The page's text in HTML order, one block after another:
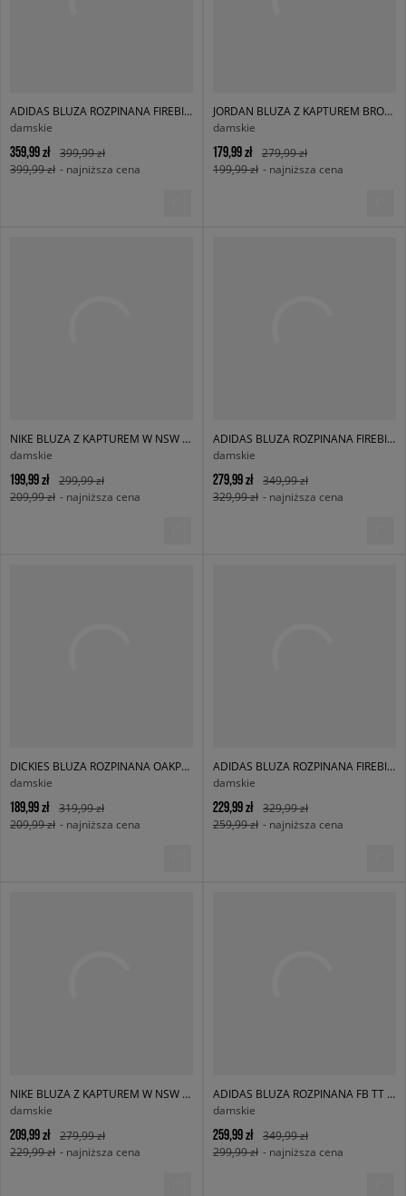
ADIDAS BLUZA ROZPINANA FIREBIRD TT D
damskie
359,99 zł
399,99 zł
399,99 zł - najniższa cena
JORDAN BLUZA Z KAPTUREM BROOKLYN FLEECE
damskie
179,99 zł
279,99 zł
199,99 zł - najniższa cena
NIKE BLUZA Z KAPTUREM W NSW PHNX FLC REMIX OOS HDY
damskie
199,99 zł
299,99 zł
209,99 zł - najniższa cena
ADIDAS BLUZA ROZPINANA FIREBIRD TT
damskie
279,99 zł
349,99 zł
329,99 zł - najniższa cena
DICKIES BLUZA ROZPINANA OAKPORT ZIP HOODIE
damskie
189,99 zł
319,99 zł
209,99 zł - najniższa cena
ADIDAS BLUZA ROZPINANA FIREBIRD
damskie
229,99 zł
329,99 zł
259,99 zł - najniższa cena
NIKE BLUZA Z KAPTUREM W NSW PHNX FLC OS PO HOODIE
damskie
209,99 zł
279,99 zł
229,99 zł - najniższa cena
ADIDAS BLUZA ROZPINANA FB TT LOOSE
damskie
259,99 zł
349,99 zł
299,99 zł - najniższa cena